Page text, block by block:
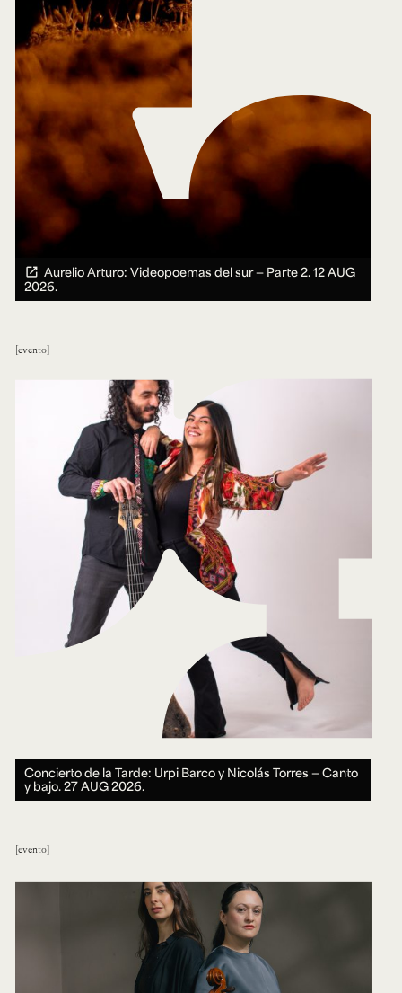
Aurelio Arturo: Videopoemas del sur — Parte 2.12 AUG
2026.
evento
Concierto de la Tarde: Urpi Barco y Nicolás Torres — Canto
y bajo.27 AUG 2026.
evento